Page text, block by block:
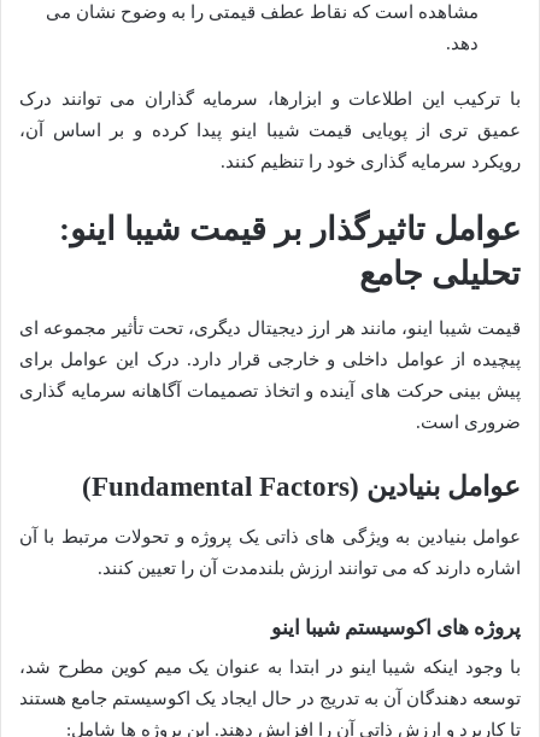
مشاهده است که نقاط عطف قیمتی را به وضوح نشان می
دهد.
با ترکیب این اطلاعات و ابزارها، سرمایه گذاران می توانند درک
عمیق تری از پویایی قیمت شیبا اینو پیدا کرده و بر اساس آن،
رویکرد سرمایه گذاری خود را تنظیم کنند.
عوامل تاثیرگذار بر قیمت شیبا اینو:
تحلیلی جامع
قیمت شیبا اینو، مانند هر ارز دیجیتال دیگری، تحت تأثیر مجموعه ای
پیچیده از عوامل داخلی و خارجی قرار دارد. درک این عوامل برای
پیش بینی حرکت های آینده و اتخاذ تصمیمات آگاهانه سرمایه گذاری
ضروری است.
عوامل بنیادین (Fundamental Factors)
عوامل بنیادین به ویژگی های ذاتی یک پروژه و تحولات مرتبط با آن
اشاره دارند که می توانند ارزش بلندمدت آن را تعیین کنند.
پروژه های اکوسیستم شیبا اینو
با وجود اینکه شیبا اینو در ابتدا به عنوان یک میم کوین مطرح شد،
توسعه دهندگان آن به تدریج در حال ایجاد یک اکوسیستم جامع هستند
تا کاربرد و ارزش ذاتی آن را افزایش دهند. این پروژه ها شامل: